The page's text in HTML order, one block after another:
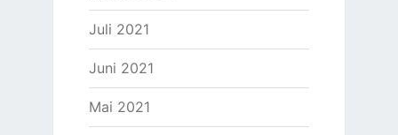
Juli 2021
Juni 2021
Mai 2021